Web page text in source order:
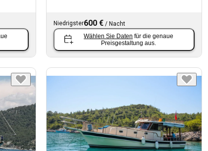
Niedrigster600 € /Nacht
Wählen Sie Daten für die genaue
Preisgestaltung aus.